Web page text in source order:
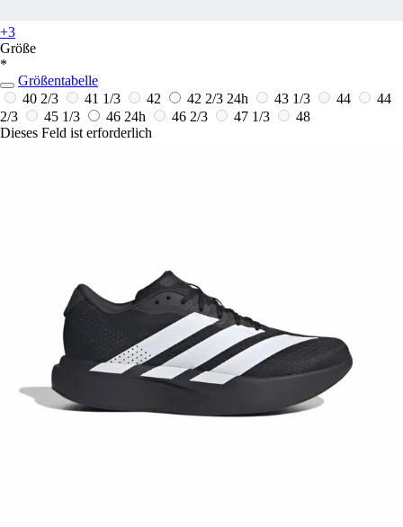
+3
Größe
*
Größentabelle
40 2/3
41 1/3 42 42 2/3 24h 43 1/3 44
44
2/3
45 1/3 46 24h 46 2/3 47 1/3
48
Dieses Feld ist erforderlich